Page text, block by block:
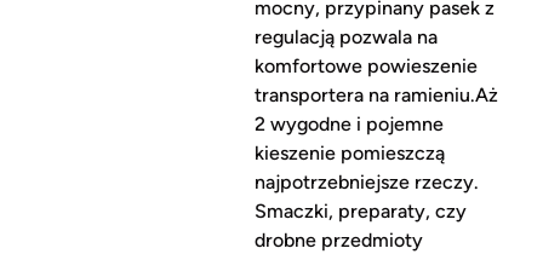
mocny, przypinany pasek z
regulacją pozwala na
komfortowe powieszenie
transportera na ramieniu.Aż
2 wygodne i pojemne
kieszenie pomieszczą
najpotrzebniejsze rzeczy.
Smaczki, preparaty, czy
drobne przedmioty